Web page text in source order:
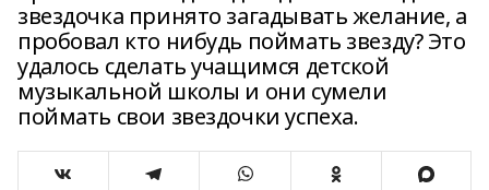
звездочка принято загадывать желание, а
пробовал кто нибудь поймать звезду? Это
удалось сделать учащимся детской
музыкальной школы и они сумели
поймать свои звездочки успеха.